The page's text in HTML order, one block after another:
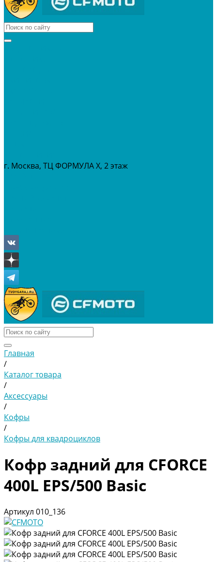
г. Москва, ТЦ ФОРМУЛА Х, 2 этаж
Главная
/
Каталог товара
/
Аксессуары
/
Кофры
/
Кофры для квадроциклов
Кофр задний для CFORCE
400L EPS/500 Basic
Артикул 010_136